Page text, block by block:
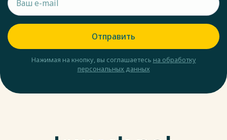
Отправить
Нажимая на кнопку, вы соглашаетесь на обработку
персональных данных